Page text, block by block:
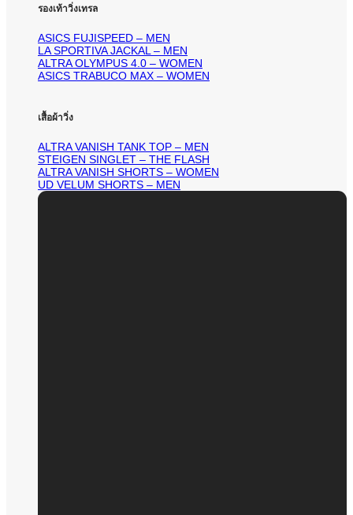
รองเท้าวิ่งเทรล
ASICS FUJISPEED – MEN
LA SPORTIVA JACKAL – MEN
ALTRA OLYMPUS 4.0 – WOMEN
ASICS TRABUCO MAX – WOMEN
เสื้อผ้าวิ่ง
ALTRA VANISH TANK TOP – MEN
STEIGEN SINGLET – THE FLASH
ALTRA VANISH SHORTS – WOMEN
UD VELUM SHORTS – MEN